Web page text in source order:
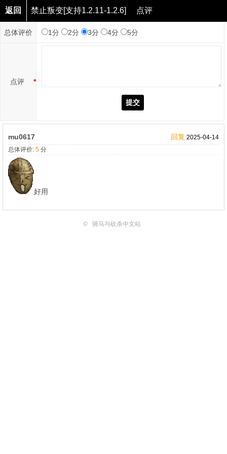
返回 禁止叛变[支持1.2.11-1.2.6] 点评
总体评价 1分 2分 3分 4分 5分
*
点评
提交
mu0617 回复 2025-04-14
总体评价: 5 分
好用
© 骑马与砍杀中文站